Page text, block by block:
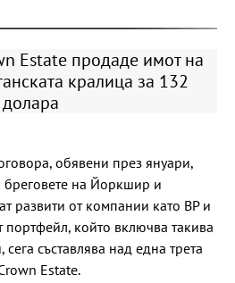
Estate продаде имот на
кралица за 132
обявени през януари,
бреговете на Йоркшир и
развити от компании като BP и
който включва такива
съставлява над една трета
Estate.